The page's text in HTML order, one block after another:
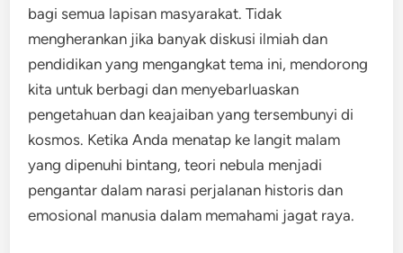
bagi semua lapisan masyarakat. Tidak
mengherankan jika banyak diskusi ilmiah dan
pendidikan yang mengangkat tema ini, mendorong
kita untuk berbagi dan menyebarluaskan
pengetahuan dan keajaiban yang tersembunyi di
kosmos. Ketika Anda menatap ke langit malam
yang dipenuhi bintang, teori nebula menjadi
pengantar dalam narasi perjalanan historis dan
emosional manusia dalam memahami jagat raya.